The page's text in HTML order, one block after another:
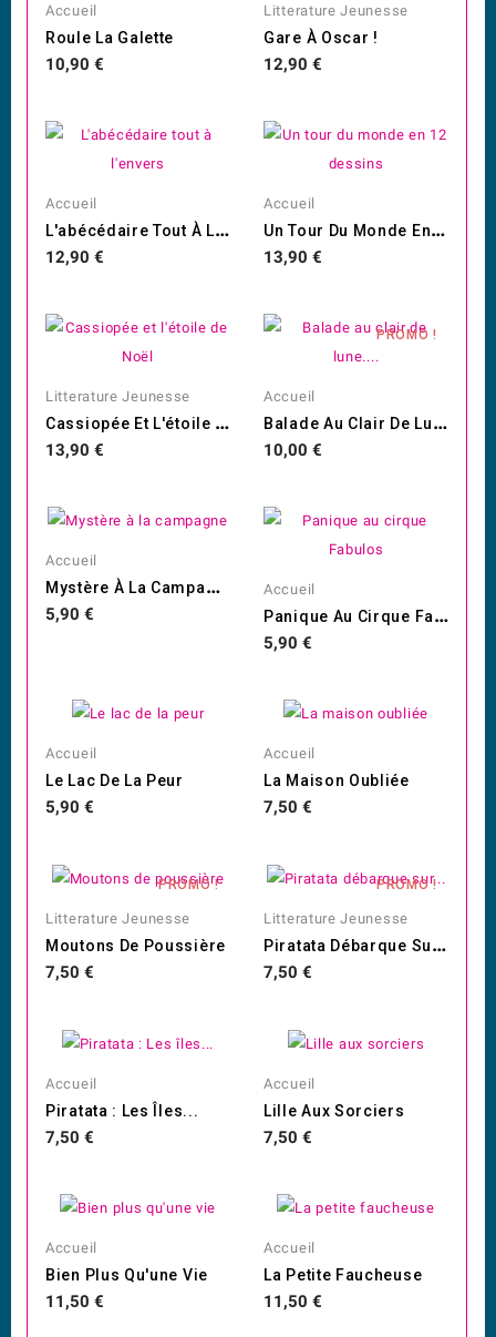
Accueil
Roule La Galette
Prix
10,90 €
Litterature Jeunesse
Gare À Oscar !
Prix
12,90 €
Accueil
L
'abécédaire Tout À L'envers
Prix
12,90 €
Accueil
U
N Tour Du Monde En 12 Dessins
Prix
13,90 €
Litterature Jeunesse
C
Assiopée Et L'étoile De Noël
Prix
13,90 €
PROMO !
Accueil
B
Alade Au Clair De Lune....
Prix
10,00 €
Accueil
M
Ystère À La Campagne
Prix
5,90 €
Accueil
P
Anique Au Cirque Fabulos
Prix
5,90 €
Accueil
Le Lac De La Peur
Prix
5,90 €
Accueil
La Maison Oubliée
Prix
7,50 €
PROMO !
Litterature Jeunesse
Moutons De Poussière
Prix
7,50 €
PROMO !
Litterature Jeunesse
P
Iratata Débarque Sur...
Prix
7,50 €
Accueil
Piratata : Les Îles...
Prix
7,50 €
Accueil
Lille Aux Sorciers
Prix
7,50 €
Accueil
Bien Plus Qu'une Vie
Prix
11,50 €
Accueil
La Petite Faucheuse
Prix
11,50 €